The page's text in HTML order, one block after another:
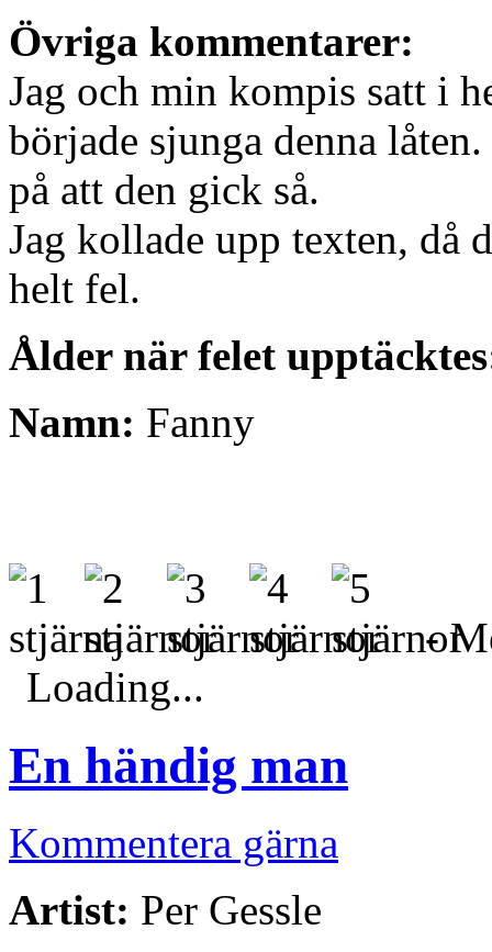
Övriga kommentarer:
Jag och min kompis satt i
började sjunga denna
på att den gick så.
Jag kollade upp texten, då
helt fel.
Ålder när felet
Namn: Fanny
-
Loading...
En händig man
Kommentera gärna
Artist: Per Gessle